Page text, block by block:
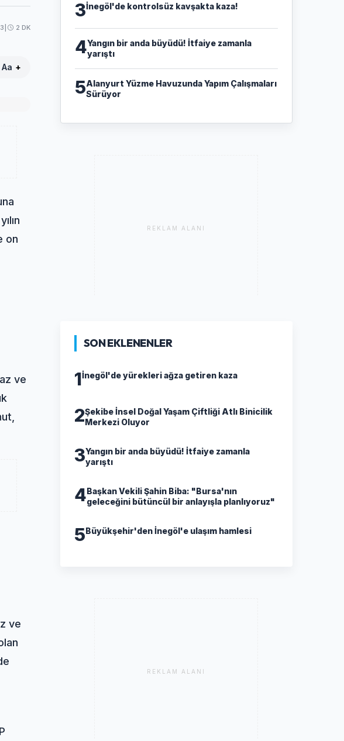
2 DK
Aa +
on
ve
ve
3İnegöl'de kontrolsüz kavşakta kaza!
4Yangın bir anda büyüdü! İtfaiye zamanla
yarıştı
5Alanyurt Yüzme Havuzunda Yapım Çalışmaları
Sürüyor
REKLAM ALANI
SON EKLENENLER
1İnegöl'de yürekleri ağza getiren kaza
2Şekibe İnsel Doğal Yaşam Çiftliği Atlı Binicilik
Merkezi Oluyor
3Yangın bir anda büyüdü! İtfaiye zamanla
yarıştı
4Başkan Vekili Şahin Biba: "Bursa'nın
geleceğini bütüncül bir anlayışla planlıyoruz"
5Büyükşehir'den İnegöl'e ulaşım hamlesi
REKLAM ALANI